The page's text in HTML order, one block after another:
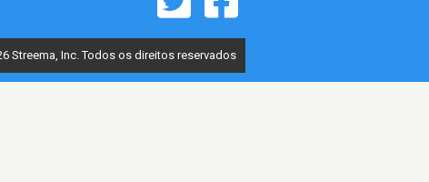
Streema, Inc. Todos os direitos reservados